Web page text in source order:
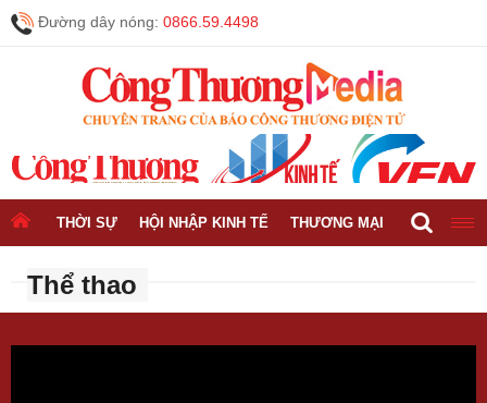
Đường dây nóng: 0866.59.4498
THỜI SỰ HỘI NHẬP KINH TẾ THƯƠNG MẠI CÔNG
Thể thao